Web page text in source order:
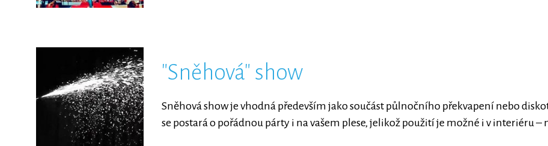
"Sněhová" show
Sněhová show je vhodná především jako součást půlnočního překvapení nebo
se postará o pořádnou párty i na vašem plese, jelikož použití je možné i v interiéru